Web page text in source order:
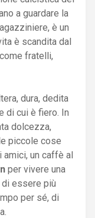
a guardare la
è un
è scandita dal
fratelli,
dura, dedita
di cui è fiero. In
dolcezza,
piccole cose
amici, un caffè al
per vivere una
essere più
per sé, di